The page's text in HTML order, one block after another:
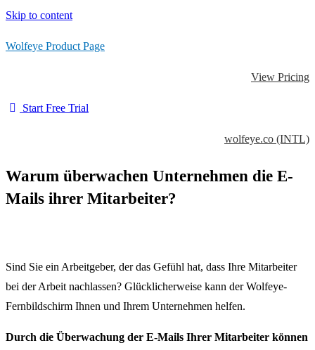
Skip to content
Wolfeye Product Page
View Pricing
Start Free Trial
wolfeye.co (INTL)
Warum überwachen Unternehmen die E-
Mails ihrer Mitarbeiter?
Sind Sie ein Arbeitgeber, der das Gefühl hat, dass Ihre Mitarbeiter
bei der Arbeit nachlassen? Glücklicherweise kann der Wolfeye-
Fernbildschirm Ihnen und Ihrem Unternehmen helfen.
Durch die Überwachung der E-Mails Ihrer Mitarbeiter können